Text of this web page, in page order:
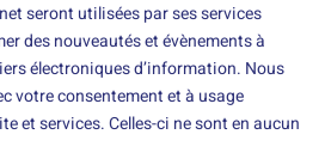
seront utilisées par ses services
des nouveautés et évènements à
électroniques d’information. Nous
votre consentement et à usage
et services. Celles-ci ne sont en aucun